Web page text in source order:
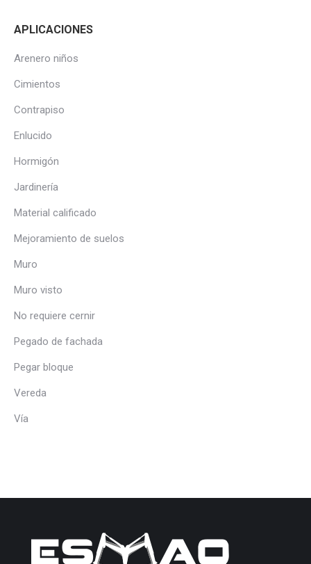
APLICACIONES
Arenero niños
Cimientos
Contrapiso
Enlucido
Hormigón
Jardinería
Material calificado
Mejoramiento de suelos
Muro
Muro visto
No requiere cernir
Pegado de fachada
Pegar bloque
Vereda
Vía